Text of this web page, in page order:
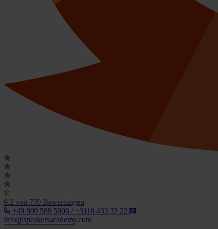
9.2 von 770 Bewertungen
+49 800 589 5006 / +3110 433 33 22
info@speakersacademy.com